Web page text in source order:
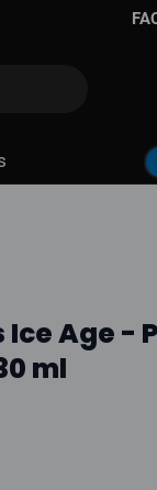
Age -
ml